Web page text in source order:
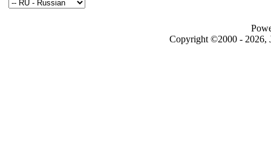
Copyright ©2000 - 2026,